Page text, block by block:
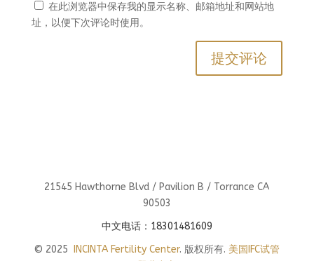
在此浏览器中保存我的显示名称、邮箱地址和网站地
址，以便下次评论时使用。
21545 Hawthorne Blvd / Pavilion B / Torrance CA
90503
中文电话：18301481609
© 2025
INCINTA Fertility Center. 版权所有. 美国IFC试管